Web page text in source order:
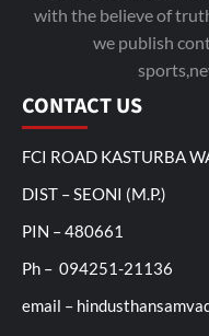
with the believe of
we publish
CONTACT US
FCI ROAD KASTURBA
DIST – SEONI (M.P.)
PIN – 480661
Ph – 094251-21136
email –